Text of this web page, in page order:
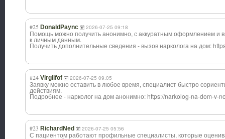
#25 DonaldPaync 2026-07-25 09:18
Помощь можно получить анонимно, с аккуратным оформлением и
к личным данным.
Получить дополнительные сведения - вызов нарколога на дом:
#24 Virgilfof 2026-07-25 09:05
Заявку можно оставить в любое время, специалист быстро
действиям.
Подробнее - нарколог на дом анонимно: https://narkolog-na-dom-v-
#23 RichardNed 2026-07-25 05:56
С пациентом работают профильные специалисты, которые